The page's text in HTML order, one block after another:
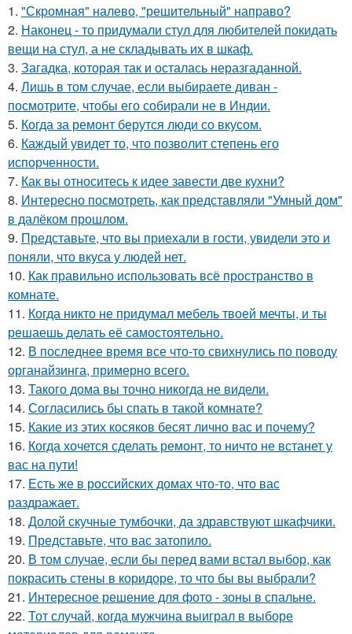
1. "Скромная" налево, "решительный" направо?
2. Наконец - то придумали стул для любителей покидать
вещи на стул, а не складывать их в шкаф.
3. Загадка, которая так и осталась неразгаданной.
4. Лишь в том случае, если выбираете диван -
посмотрите, чтобы его собирали не в Индии.
5. Когда за ремонт берутся люди со вкусом.
6. Каждый увидет то, что позволит степень его
испорченности.
7. Как вы относитесь к идее завести две кухни?
8. Интересно посмотреть, как представляли "Умный дом"
в далёком прошлом.
9. Представьте, что вы приехали в гости, увидели это и
поняли, что вкуса у людей нет.
10. Как правильно использовать всё пространство в
комнате.
11. Когда никто не придумал мебель твоей мечты, и ты
решаешь делать её самостоятельно.
12. В последнее время все что-то свихнулись по поводу
органайзинга, примерно всего.
13. Такого дома вы точно никогда не видели.
14. Согласились бы спать в такой комнате?
15. Какие из этих косяков бесят лично вас и почему?
16. Когда хочется сделать ремонт, то ничто не встанет у
вас на пути!
17. Есть же в российских домах что-то, что вас
раздражает.
18. Долой скучные тумбочки, да здравствуют шкафчики.
19. Представьте, что вас затопило.
20. В том случае, если бы перед вами встал выбор, как
покрасить стены в коридоре, то что бы вы выбрали?
21. Интересное решение для фото - зоны в спальне.
22. Тот случай, когда мужчина выиграл в выборе